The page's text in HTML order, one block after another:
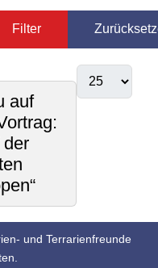
Filter
auf
der
und Terrarienfreunde